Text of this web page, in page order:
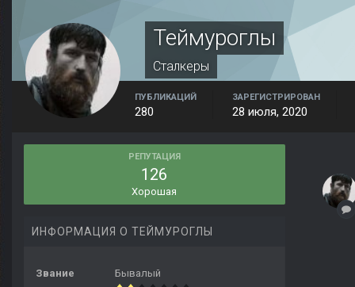
Теймуроглы
Сталкеры
ПУБЛИКАЦИЙ
280
ЗАРЕГИСТРИРОВАН
28 июля, 2020
РЕПУТАЦИЯ
126
Хорошая
ИНФОРМАЦИЯ О ТЕЙМУРОГЛЫ
Звание Бывалый